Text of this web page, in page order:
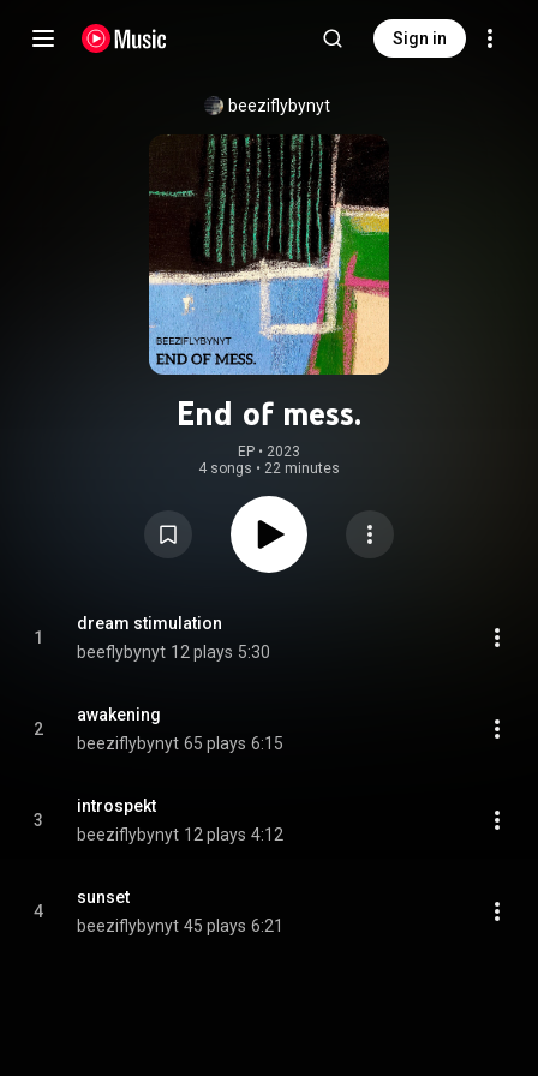
Sign in
beeziflybynyt
End of mess.
EP • 2023
4 songs • 22 minutes
1
dream stimulation
beeflybynyt 12 plays 5:30
2
awakening
beeziflybynyt 65 plays 6:15
3
introspekt
beeziflybynyt 12 plays 4:12
4
sunset
beeziflybynyt 45 plays 6:21